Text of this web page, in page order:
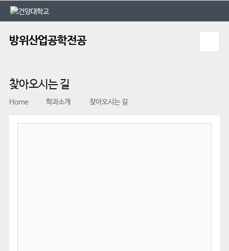
본문 바로가기
대메뉴 바로가기
방위산업공학전공
찾아오시는 길
Home 학과소개 찾아오시는 길